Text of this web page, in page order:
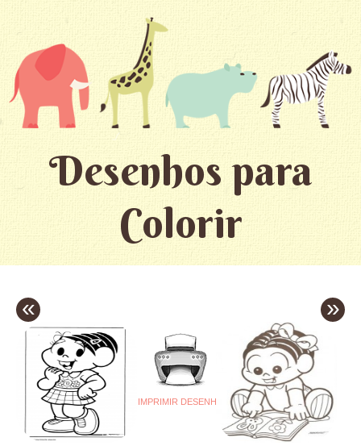
Desenhos para
Colorir
«
IMPRIMIR DESENHO
»